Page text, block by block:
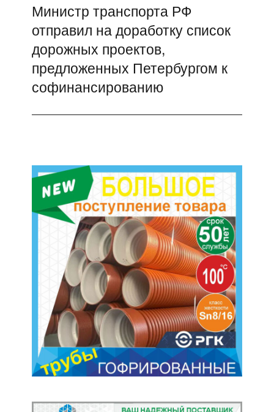
Следующая
запись:
Министр транспорта РФ
отправил на доработку список
дорожных проектов,
предложенных Петербургом к
софинансированию